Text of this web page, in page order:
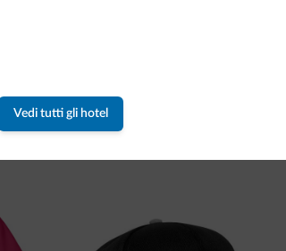
Vedi tutti gli hotel